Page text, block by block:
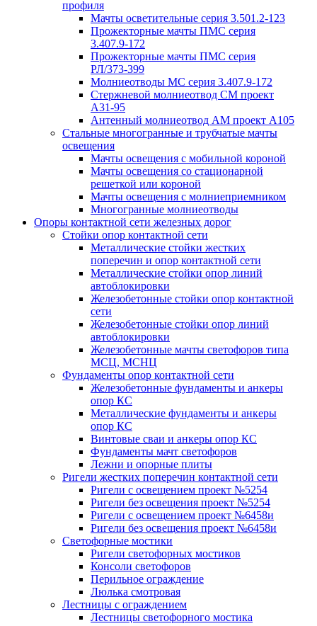
профиля
Мачты осветительные серия 3.501.2-123
Прожекторные мачты ПМС серия
3.407.9-172
Прожекторные мачты ПМС серия
РЛ/373-399
Молниеотводы МС серия 3.407.9-172
Стержневой молниеотвод СМ проект
А31-95
Антенный молниеотвод АМ проект А105
Стальные многогранные и трубчатые мачты
освещения
Мачты освещения с мобильной короной
Мачты освещения со стационарной
решеткой или короной
Мачты освещения с молниеприемником
Многогранные молниеотводы
Опоры контактной сети железных дорог
Стойки опор контактной сети
Металлические стойки жестких
поперечин и опор контактной сети
Металлические стойки опор линий
автоблокировки
Железобетонные стойки опор контактной
сети
Железобетонные стойки опор линий
автоблокировки
Железобетонные мачты светофоров типа
МСЦ, МСНЦ
Фундаменты опор контактной сети
Железобетонные фундаменты и анкеры
опор КС
Металлические фундаменты и анкеры
опор КС
Винтовые сваи и анкеры опор КС
Фундаменты мачт светофоров
Лежни и опорные плиты
Ригели жестких поперечин контактной сети
Ригели с освещением проект №5254
Ригели без освещения проект №5254
Ригели с освещением проект №6458и
Ригели без освещения проект №6458и
Светофорные мостики
Ригели светофорных мостиков
Консоли светофоров
Перильное ограждение
Люлька смотровая
Лестницы с ограждением
Лестницы светофорного мостика